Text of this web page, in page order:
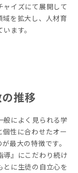
イズにて展開して
を拡大し、人材育
ます。
推移
般によく見られる学
性に合わせたオー
最大の特徴です。
導』にこだわり続け
とに生徒の自立心を